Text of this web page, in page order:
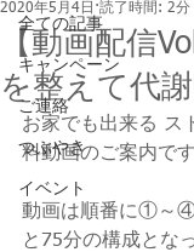
全ての記事
キャンペーン
ご連絡
つぶやき
イベント
【動画配信
を整えて代謝
2020年5月4日 読了時間: 2分
お家でも出来る ス
料動画のご案内です
動画は順番に①～④
と75分の構成とな